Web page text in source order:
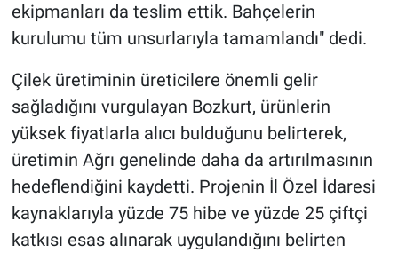
ekipmanları da teslim ettik. Bahçelerin
kurulumu tüm unsurlarıyla tamamlandı" dedi.
Çilek üretiminin üreticilere önemli gelir
sağladığını vurgulayan Bozkurt, ürünlerin
yüksek fiyatlarla alıcı bulduğunu belirterek,
üretimin Ağrı genelinde daha da artırılmasının
hedeflendiğini kaydetti. Projenin İl Özel İdaresi
kaynaklarıyla yüzde 75 hibe ve yüzde 25 çiftçi
katkısı esas alınarak uygulandığını belirten